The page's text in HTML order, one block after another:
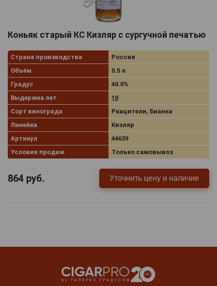
Коньяк старый КС Кизляр с сургучной печатью
Страна производства
Россия
Объём
0.5 л
Градус
40.0%
Выдержка лет
10
Сорт винограда
Ркацители, Бианка
Линейка
Кизляр
Артикул
44639
Условия продаж
Только самовывоз
864 руб. Уточнить цену и наличие